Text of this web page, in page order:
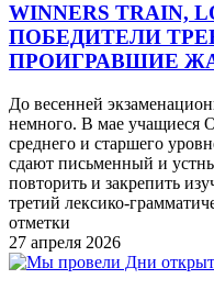
WINNERS TRAIN,
ПОБЕДИТЕЛИ
ПРОИГРАВШИЕ
До весенней
немного. В мае учащиеся
среднего и старшего
сдают письменный и
повторить и закрепить
третий лексико-
отметки
27 апреля 2026